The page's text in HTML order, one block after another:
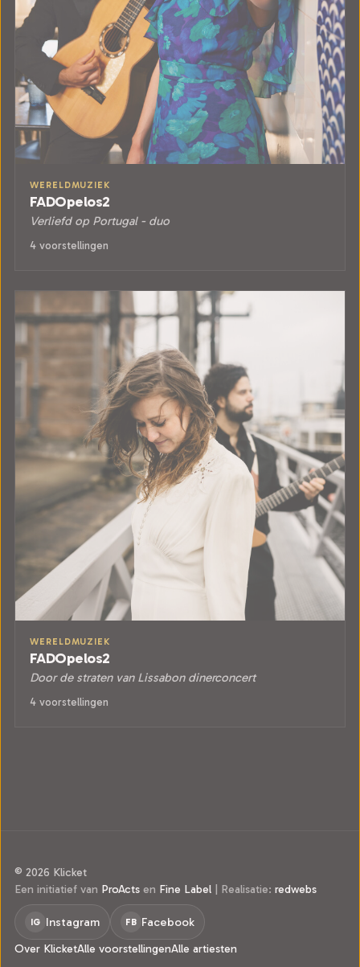
WERELDMUZIEK
FADOpelos2
Verliefd op Portugal - duo
4 voorstellingen
WERELDMUZIEK
FADOpelos2
Door de straten van Lissabon dinerconcert
4 voorstellingen
© 2026 Klicket
Een initiatief van ProActs en Fine Label | Realisatie: redwebs
IG Instagram FB Facebook
Over KlicketAlle voorstellingenAlle artiesten